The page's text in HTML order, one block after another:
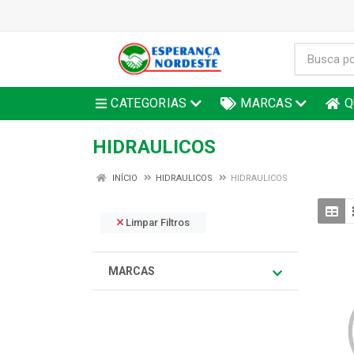
CATEGORIAS MARCAS
HIDRAULICOS
INÍCIO HIDRAULICOS HIDRAULICOS
Limpar Filtros
MARCAS